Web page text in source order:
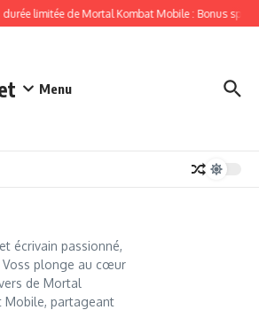
limitée de Mortal Kombat Mobile : Bonus
Menu
écrivain passionné,
Voss plonge au cœur
de Mortal
Mobile, partageant